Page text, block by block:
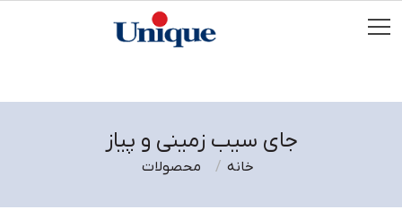
جای سیب زمینی و پیاز
محصولات خانه